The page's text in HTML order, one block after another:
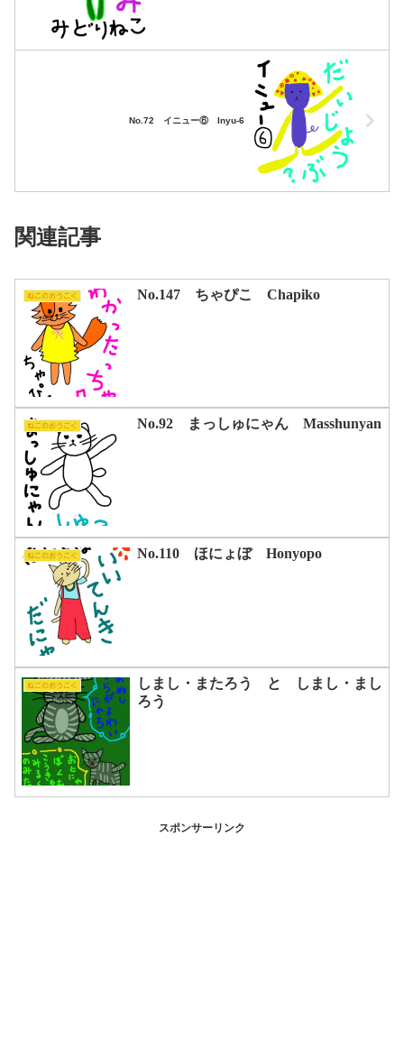
No.72 イニュー⑥ Inyu-6
関連記事
ねこのおうこく No.147 ちゃぴこ Chapiko
ねこのおうこく No.92 まっしゅにゃん Masshunyan
ねこのおうこく No.110 ほにょぼ Honyopo
ねこのおうこく
しまし・またろう と しまし・まし
ろう
スポンサーリンク